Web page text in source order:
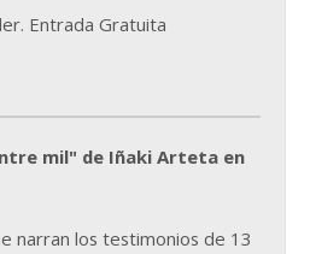
Entrada Gratuita
mil" de Iñaki Arteta en
narran los testimonios de 13